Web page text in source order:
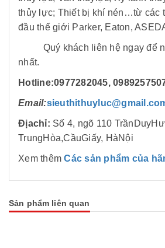
thủy lực; Thiết bị khí nén…từ các
đầu thế giới Parker, Eaton,
Quý khách liên hệ ngay để
nhất.
Hotline:0977282045,
Email:
Địachỉ: Số 4, ngõ 110
TrungHòa,CầuGiấy, HàNội
Xem thêmCác sản phẩm của
Sản phẩm liên quan